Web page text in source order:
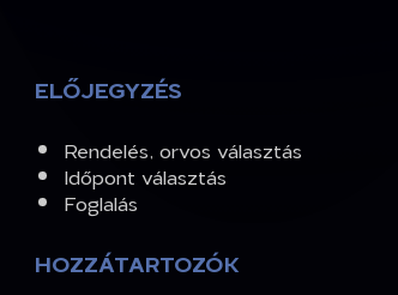
ELŐJEGYZÉS
Rendelés, orvos választás
Időpont választás
Foglalás
HOZZÁTARTOZÓK